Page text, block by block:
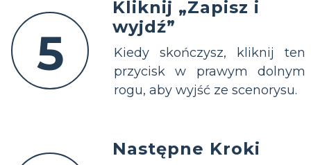
5
Kliknij „Zapisz i
wyjdź”
Kiedy skończysz, kliknij ten
przycisk w prawym dolnym
rogu, aby wyjść ze scenorysu.
Następne Kroki